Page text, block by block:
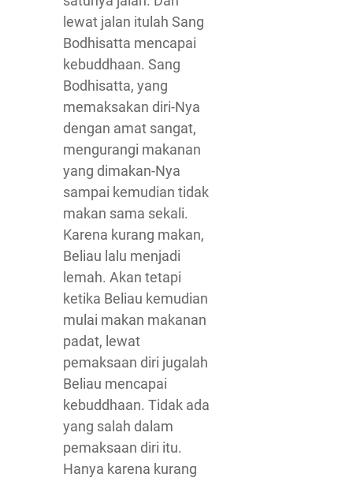
lewat jalan itulah Sang
Bodhisatta mencapai
kebuddhaan. Sang
Bodhisatta, yang
memaksakan diri-Nya
dengan amat sangat,
mengurangi makanan
yang dimakan-Nya
sampai kemudian tidak
makan sama sekali.
Karena kurang makan,
Beliau lalu menjadi
lemah. Akan tetapi
ketika Beliau kemudian
mulai makan makanan
padat, lewat
pemaksaan diri jugalah
Beliau mencapai
kebuddhaan. Tidak ada
yang salah dalam
pemaksaan diri itu.
Hanya karena kurang